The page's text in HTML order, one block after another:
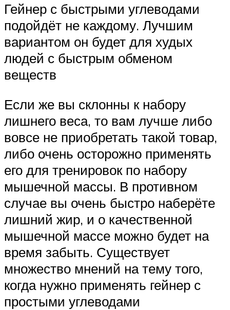
Гейнер с быстрыми углеводами
подойдёт не каждому. Лучшим
вариантом он будет для худых
людей с быстрым обменом
веществ
Если же вы склонны к набору
лишнего веса, то вам лучше либо
вовсе не приобретать такой товар,
либо очень осторожно применять
его для тренировок по набору
мышечной массы. В противном
случае вы очень быстро наберёте
лишний жир, и о качественной
мышечной массе можно будет на
время забыть. Существует
множество мнений на тему того,
когда нужно применять гейнер с
простыми углеводами